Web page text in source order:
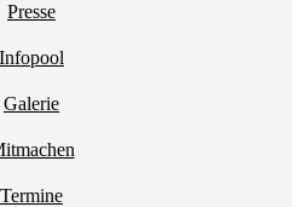
Presse
Infopool
Galerie
Termine